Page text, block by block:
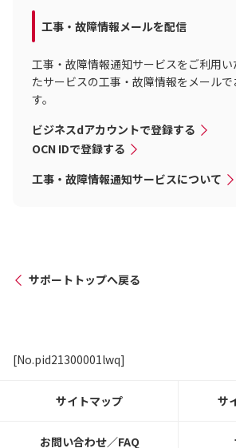
工事・故障情報メールを配信
工事・故障情報通知サービスをご利用い
たサービスの工事・故障情報をメール
す。
ビジネスdアカウントで登録する
OCN IDで登録する
工事・故障情報通知サービスについて
サポートトップへ戻る
[No.pid21300001lwq]
サイトマップ サ
お問い合わせ／FAQ